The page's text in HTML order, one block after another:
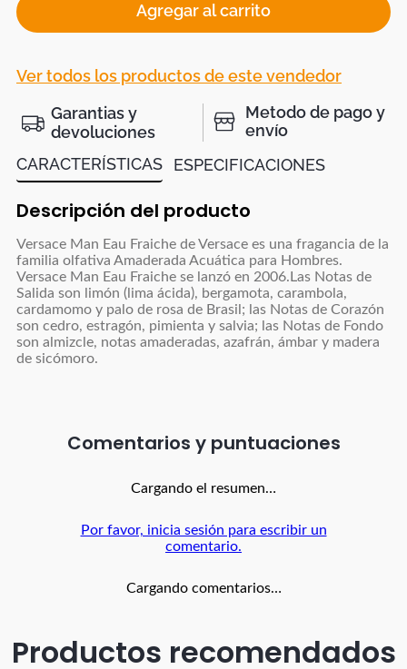
Agregar al carrito
Ver todos los productos de este vendedor
Garantias y
devoluciones
Metodo de pago y
envío
CARACTERÍSTICAS
ESPECIFICACIONES
Descripción del producto
Versace Man Eau Fraiche de Versace es una fragancia de la
familia olfativa Amaderada Acuática para Hombres.
Versace Man Eau Fraiche se lanzó en 2006.Las Notas de
Salida son limón (lima ácida), bergamota, carambola,
cardamomo y palo de rosa de Brasil; las Notas de Corazón
son cedro, estragón, pimienta y salvia; las Notas de Fondo
son almizcle, notas amaderadas, azafrán, ámbar y madera
de sicómoro.
Comentarios
Cargando el resumen…
Por favor, inicia sesión para escribir un
comentario.
Cargando comentarios…
Productos recomendados